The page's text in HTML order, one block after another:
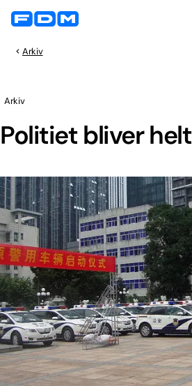
Arkiv
Politiet bliver
Arkiv